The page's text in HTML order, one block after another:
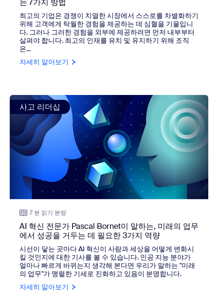
최고의 기업은 경쟁이 치열한 시장에서 스스로를 차별화하기
위해 고객에게 탁월한 경험을 제공하는 데 심혈을 기울입니
다. 그러나 그러한 경험을 외부에 제공하려면 먼저 내부부터
살펴야 합니다. 최고의 인재를 유치 및 유지하기 위해 조직
은...
자세히 알아보기
view: AI 혁신 전문가 Pascal Bornet이 말하는, 미래의 업무
사고 리더십
7 분 읽기 분량
AI 혁신 전문가 Pascal Bornet이 말하는, 미래의 업무
에서 성공을 거두는 데 필요한 3가지 역량
시선이 닿는 곳마다 AI 혁신이 사람과 세상을 어떻게 변화시
킬 것인지에 대한 기사를 볼 수 있습니다. 인공 지능 분야가
얼마나 빠르게 바뀌는지 생각해 본다면 우리가 말하는 "미래
의 업무"가 맹렬한 기세로 진화하고 있음이 분명합니다.
자세히 알아보기